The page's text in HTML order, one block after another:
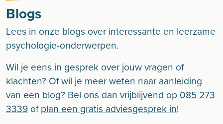
Blogs
Lees in onze blogs over interessante en leerzame
psychologie-onderwerpen.
Wil je eens in gesprek over jouw vragen of
klachten? Of wil je meer weten naar aanleiding
van een blog? Bel ons dan vrijblijvend op 085 273
3339 ofplan een gratis adviesgesprek in!